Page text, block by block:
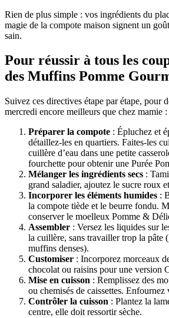
Rien de plus simple : vos ingrédients du
magie de la compote maison signent un
sain.
Pour réussir à tous les
des Muffins Pomme
Suivez ces directives étape par étape, pour
mercredi encore meilleurs que chez mamie :
Préparer la compote : Épluchez et
détaillez-les en quartiers. Faites-les
cuillère d’eau dans une petite
fourchette pour obtenir une Purée
Mélanger les ingrédients secs :
grand saladier, ajoutez le sucre roux
Incorporer les éléments humides :
la compote tiède et le beurre fondu.
conserver le moelleux Pomme &
Assembler : Versez les liquides sur
la cuillère, sans travailler trop la pâte
muffins denses).
Customiser : Incorporez morceaux
chocolat ou raisins pour une version
Mise en cuisson : Remplissez des
ou chemisés de caissettes.
Contrôler la cuisson : Plantez la
centre, elle doit ressortir sèche.